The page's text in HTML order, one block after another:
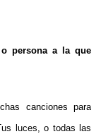
persona a la que
canciones para
luces, o todas las